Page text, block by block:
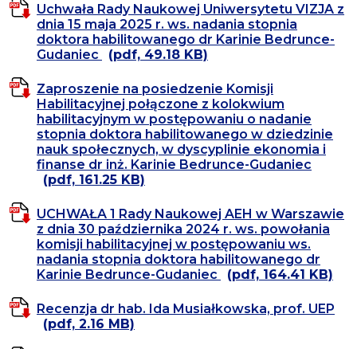
Uchwała Rady Naukowej Uniwersytetu VIZJA z
dnia 15 maja 2025 r. ws. nadania stopnia
doktora habilitowanego dr Karinie Bedrunce-
Gudaniec
(pdf, 49.18 KB)
Zaproszenie na posiedzenie Komisji
Habilitacyjnej połączone z kolokwium
habilitacyjnym w postępowaniu o nadanie
stopnia doktora habilitowanego w dziedzinie
nauk społecznych, w dyscyplinie ekonomia i
finanse dr inż. Karinie Bedrunce-Gudaniec
(pdf, 161.25 KB)
UCHWAŁA 1 Rady Naukowej AEH w Warszawie
z dnia 30 października 2024 r. ws. powołania
komisji habilitacyjnej w postępowaniu ws.
nadania stopnia doktora habilitowanego dr
Karinie Bedrunce-Gudaniec
(pdf, 164.41 KB)
Recenzja dr hab. Ida Musiałkowska, prof. UEP
(pdf, 2.16 MB)